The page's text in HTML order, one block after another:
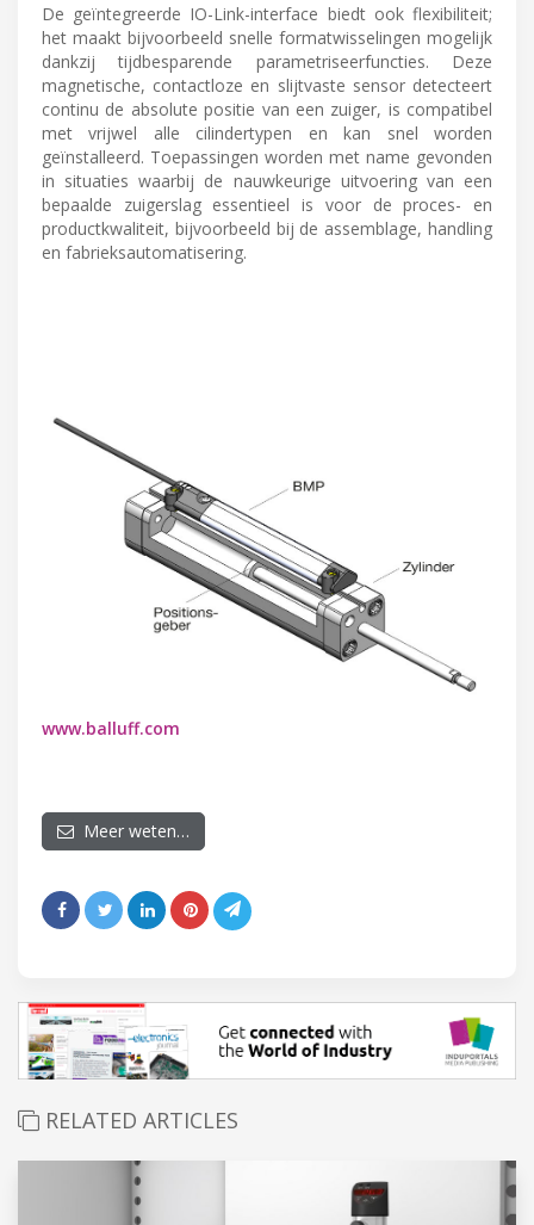
De geïntegreerde IO-Link-interface biedt ook flexibiliteit;
het maakt bijvoorbeeld snelle formatwisselingen mogelijk
dankzij tijdbesparende parametriseerfuncties. Deze
magnetische, contactloze en slijtvaste sensor detecteert
continu de absolute positie van een zuiger, is compatibel
met vrijwel alle cilindertypen en kan snel worden
geïnstalleerd. Toepassingen worden met name gevonden
in situaties waarbij de nauwkeurige uitvoering van een
bepaalde zuigerslag essentieel is voor de proces- en
productkwaliteit, bijvoorbeeld bij de assemblage, handling
en fabrieksautomatisering.
www.balluff.com
Meer weten…
RELATED ARTICLES